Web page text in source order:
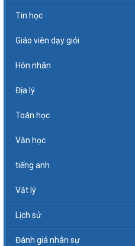
Tin học
Giáo viên dạy giỏi
Hôn nhân
Địa lý
Toán học
Văn học
tiếng anh
Vật lý
Lịch sử
Đánh giá nhân sự